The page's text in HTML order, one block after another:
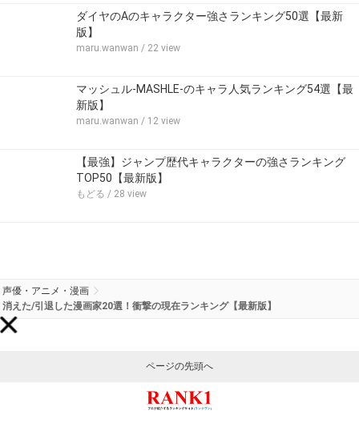
ダイヤのAのキャラクター強さランキング50選【最新
版】
maru.wanwan / 22 view
マッシュル-MASHLE-のキャラ人気ランキング54選【最
新版】
maru.wanwan / 12 view
【最強】ジャンプ歴代キャラクターの強さランキング
TOP50【最新版】
もどる / 28 view
声優・アニメ・漫画
消えた/引退した漫画家20選！衝撃の現在ランキング【最新版】
ページの先頭へ